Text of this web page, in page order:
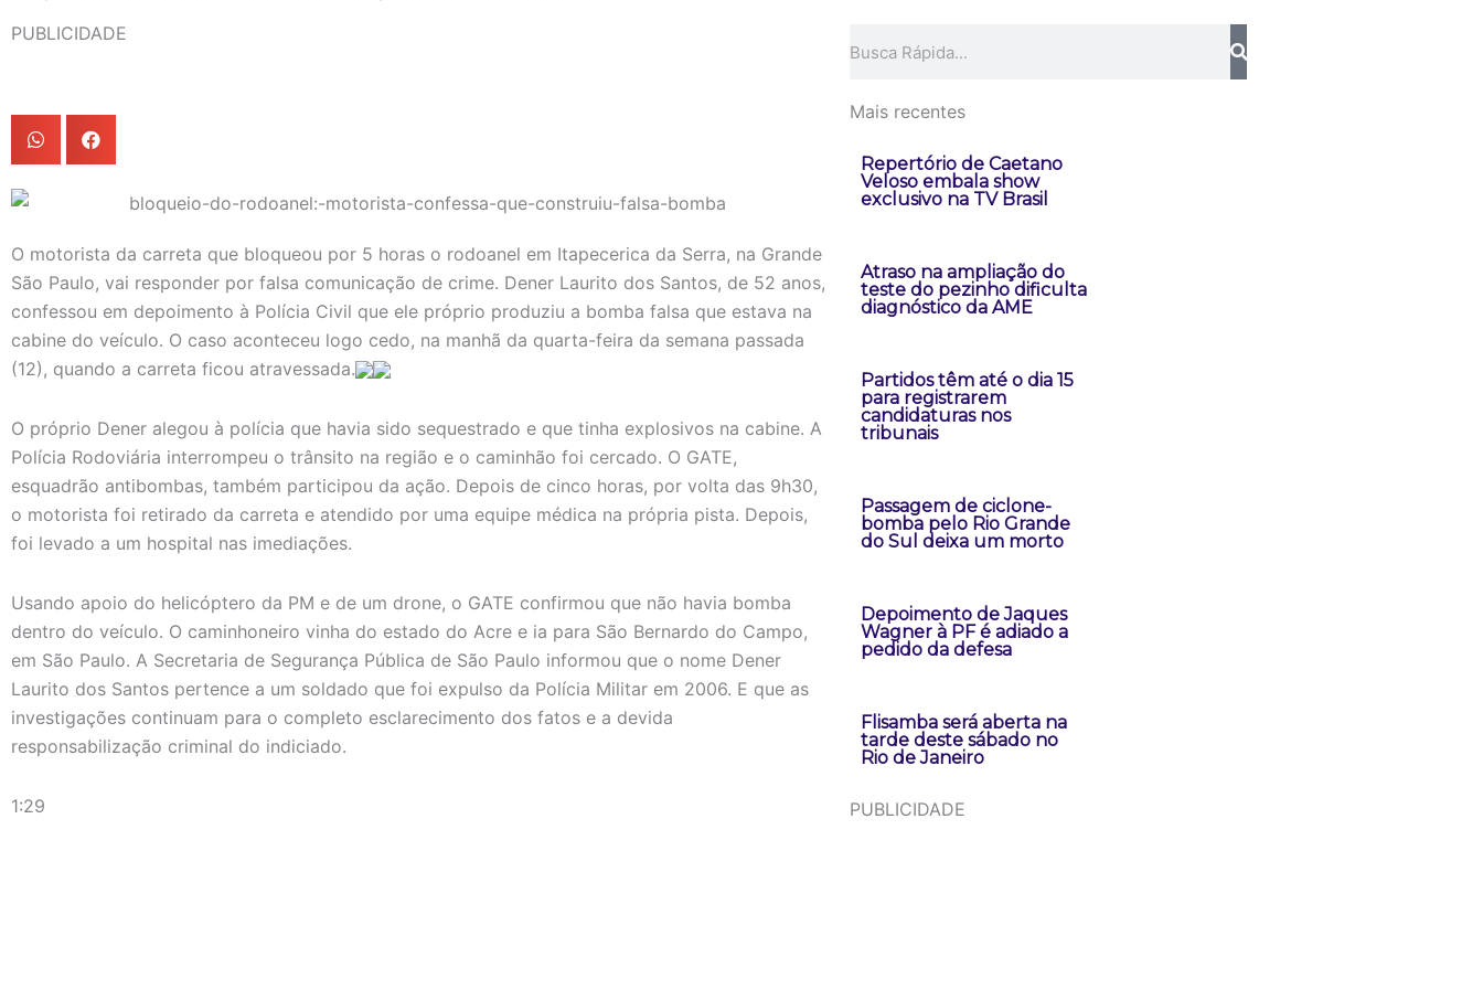
PUBLICIDADE
O motorista da carreta que bloqueou por 5 horas o rodoanel em Itapecerica da Serra, na Grande
São Paulo, vai responder por falsa comunicação de crime. Dener Laurito dos Santos, de 52 anos,
confessou em depoimento à Polícia Civil que ele próprio produziu a bomba falsa que estava na
cabine do veículo. O caso aconteceu logo cedo, na manhã da quarta-feira da semana passada
(12), quando a carreta ficou atravessada.
O próprio Dener alegou à polícia que havia sido sequestrado e que tinha explosivos na cabine. A
Polícia Rodoviária interrompeu o trânsito na região e o caminhão foi cercado. O GATE,
esquadrão antibombas, também participou da ação. Depois de cinco horas, por volta das 9h30,
o motorista foi retirado da carreta e atendido por uma equipe médica na própria pista. Depois,
foi levado a um hospital nas imediações.
Usando apoio do helicóptero da PM e de um drone, o GATE confirmou que não havia bomba
dentro do veículo. O caminhoneiro vinha do estado do Acre e ia para São Bernardo do Campo,
em São Paulo. A Secretaria de Segurança Pública de São Paulo informou que o nome Dener
Laurito dos Santos pertence a um soldado que foi expulso da Polícia Militar em 2006. E que as
investigações continuam para o completo esclarecimento dos fatos e a devida
responsabilização criminal do indiciado.
1:29
Mais recentes
Repertório de Caetano
Veloso embala show
exclusivo na TV Brasil
Atraso na ampliação do
teste do pezinho dificulta
diagnóstico da AME
Partidos têm até o dia 15
para registrarem
candidaturas nos
tribunais
Passagem de ciclone-
bomba pelo Rio Grande
do Sul deixa um morto
Depoimento de Jaques
Wagner à PF é adiado a
pedido da defesa
Flisamba será aberta na
tarde deste sábado no
Rio de Janeiro
PUBLICIDADE